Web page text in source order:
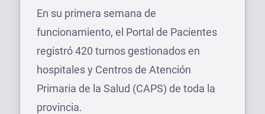
el
En su primera semana de
funcionamiento, el Portal de Pacientes
registró 420 turnos gestionados en
hospitales y Centros de Atención
Primaria de la Salud (CAPS) de toda la
provincia.